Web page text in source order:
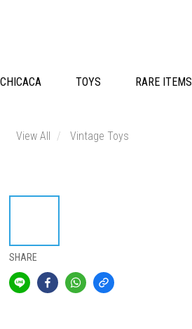
TOYS RARE ITEMS
View All Vintage Toys
SHARE